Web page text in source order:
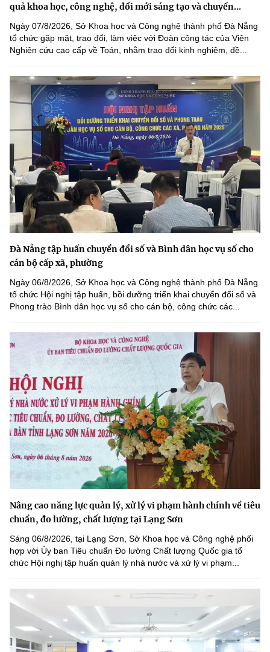
quả khoa học, công nghệ, đổi mới sáng tạo và chuyển...
Ngày 07/8/2026, Sở Khoa học và Công nghệ thành phố Đà Nẵng
tổ chức gặp mặt, trao đổi, làm việc với Đoàn công tác của Viện
Nghiên cứu cao cấp về Toán, nhằm trao đổi kinh nghiệm, đề...
Đà Nẵng tập huấn chuyển đổi số và Bình dân học vụ số cho
cán bộ cấp xã, phường
Ngày 06/8/2026, Sở Khoa học và Công nghệ thành phố Đà Nẵng
tổ chức Hội nghị tập huấn, bồi dưỡng triển khai chuyển đổi số và
Phong trào Bình dân học vụ số cho cán bộ, công chức các...
Nâng cao năng lực quản lý, xử lý vi phạm hành chính về tiêu
chuẩn, đo lường, chất lượng tại Lạng Sơn
Sáng 06/8/2026, tại Lạng Sơn, Sở Khoa học và Công nghệ phối
hợp với Ủy ban Tiêu chuẩn Đo lường Chất lượng Quốc gia tổ
chức Hội nghị tập huấn quản lý nhà nước và xử lý vi phạm...